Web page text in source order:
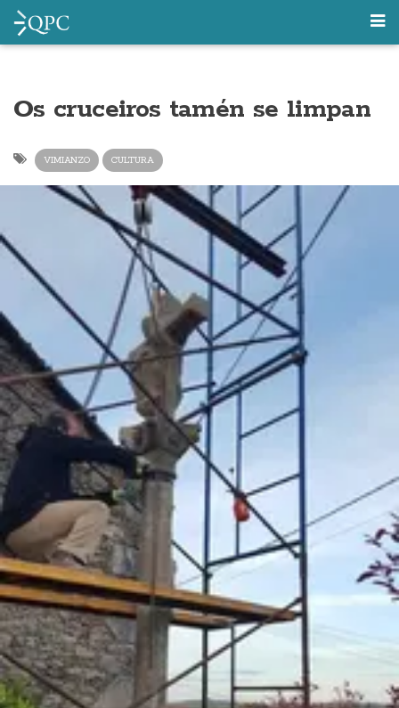
Os cruceiros tamén se limpan
VIMIANZO CULTURA